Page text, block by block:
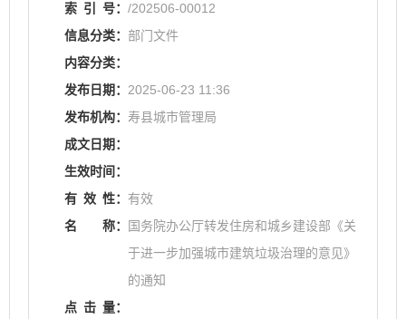
索 引 号： /202506-00012
信息分类： 部门文件
内容分类：
发布日期： 2025-06-23 11:36
发布机构： 寿县城市管理局
成文日期：
生效时间：
有 效 性： 有效
名
称：
国务院办公厅转发住房和城乡建设部《关
于进一步加强城市建筑垃圾治理的意见》
的通知
点 击 量：